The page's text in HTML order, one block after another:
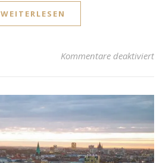
WEITERLESEN
Kommentare deaktiviert